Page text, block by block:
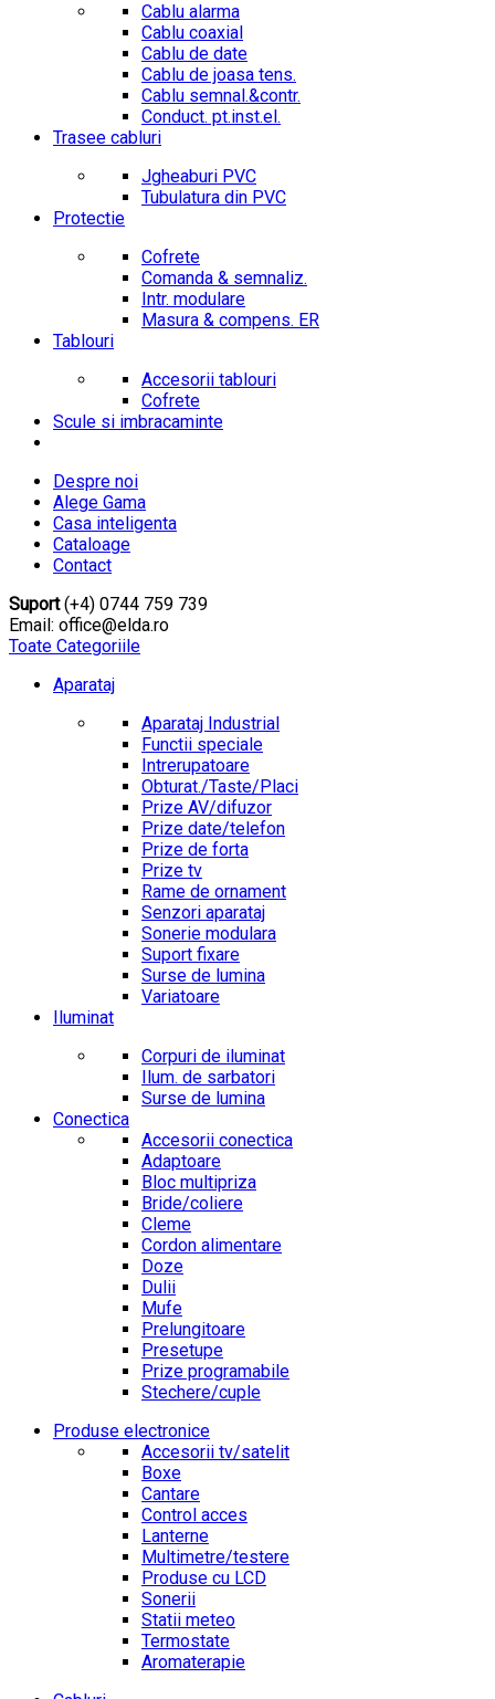
Cablu alarma
Cablu coaxial
Cablu de date
Cablu de joasa tens.
Cablu semnal.&contr.
Conduct. pt.inst.el.
Trasee cabluri
Jgheaburi PVC
Tubulatura din PVC
Protectie
Cofrete
Comanda & semnaliz.
Intr. modulare
Masura & compens. ER
Tablouri
Accesorii tablouri
Cofrete
Scule si imbracaminte
Despre noi
Alege Gama
Casa inteligenta
Cataloage
Contact
Suport(+4) 0744 759 739
Email: office@elda.ro
Toate Categoriile
Aparataj
Aparataj Industrial
Functii speciale
Intrerupatoare
Obturat./Taste/Placi
Prize AV/difuzor
Prize date/telefon
Prize de forta
Prize tv
Rame de ornament
Senzori aparataj
Sonerie modulara
Suport fixare
Surse de lumina
Variatoare
Iluminat
Corpuri de iluminat
Ilum. de sarbatori
Surse de lumina
Conectica
Accesorii conectica
Adaptoare
Bloc multipriza
Bride/coliere
Cleme
Cordon alimentare
Doze
Dulii
Mufe
Prelungitoare
Presetupe
Prize programabile
Stechere/cuple
Produse electronice
Accesorii tv/satelit
Boxe
Cantare
Control acces
Lanterne
Multimetre/testere
Produse cu LCD
Sonerii
Statii meteo
Termostate
Aromaterapie